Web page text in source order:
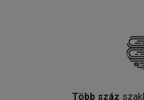
Több száz